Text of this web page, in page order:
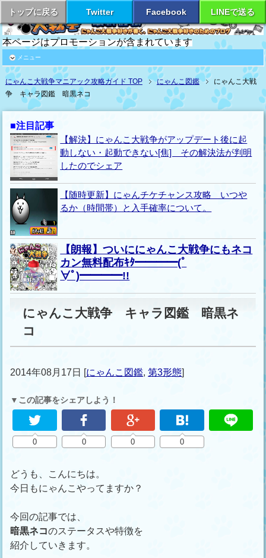
トップに戻る Twitter Facebook LINEで送る
本ページはプロモーションが含まれています
メニュー
にゃんこ大戦争マニアック攻略ガイド TOP にゃんこ図鑑
にゃんこ大戦
争 キャラ図鑑 暗黒ネコ
■注目記事
【解決】にゃんこ大戦争がアップデート後に起
動しない・起動できない[焦] その解決法が判明
したのでシェア
【随時更新】にゃんチケチャンス攻略 いつや
るか（時間帯）と入手確率について。
【朗報】ついににゃんこ大戦争にもネコ
カン無料配布ｷﾀ━━━━(ﾟ
∀ﾟ)━━━━!!
にゃんこ大戦争 キャラ図鑑 暗黒ネ
コ
2014年08月17日 [にゃんこ図鑑,第3形態]
▼この記事をシェアしよう！
0 0 0 0
どうも、こんにちは。
今日もにゃんこやってますか？
今回の記事では、
暗黒ネコのステータスや特徴を
紹介していきます。